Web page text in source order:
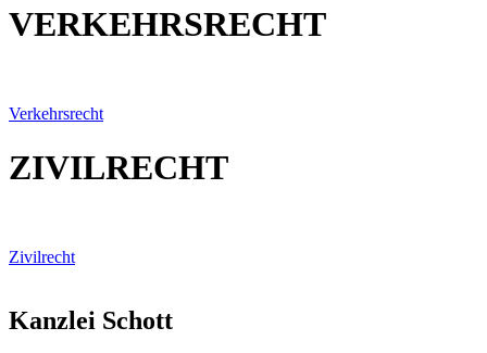
VERKEHRSRECHT
Verkehrsrecht
ZIVILRECHT
Zivilrecht
Kanzlei Schott